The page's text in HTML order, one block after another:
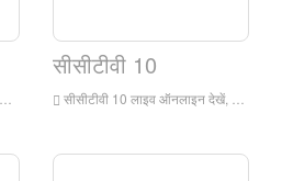
सीसीटीवी 10
सीसीटीवी 10 लाइव ऑनलाइन देखें, चीन सेंट्रल टेलीविज़न का विज्ञान और शिक्षा चैनल पीपुल्स रिपब्लिक ऑफ चाइना रिपब्लिक ऑफ साइंस एंड एजुकेशन के माध्यम से देश की सरकार की रणनीति \\ rejuvenating \\ rejuvenating \\ rejuvenating शिक्षा, विज्ञान और संस्कृति के साथ एक पेशेवर टेलीविजन चैनल है जो शिक्षा, विज्ञान और संस्कृति के साथ एक पेशेवर टेलीविजन चैनल है लोगों की गुणवत्ता।